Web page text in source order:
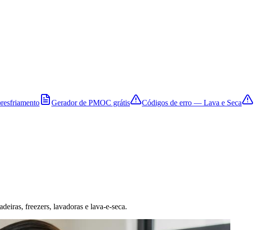
Gerador de PMOC grátis
Códigos de erro — Lava e Seca
freezers, lavadoras e lava-e-seca.